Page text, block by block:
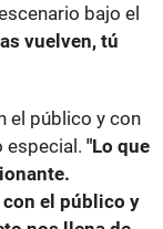
vuelven, tú
el público y con
"Lo que
el público y
nos llena de